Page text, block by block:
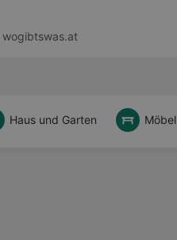
wogibtswas.at
Haus und Garten Möbel